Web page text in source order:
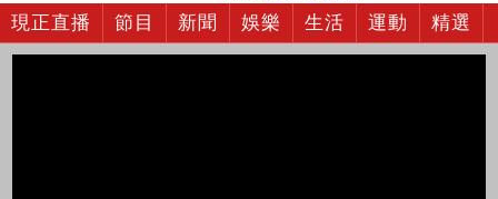
現正直播 節目 新聞 娛樂 生活 運動 精選